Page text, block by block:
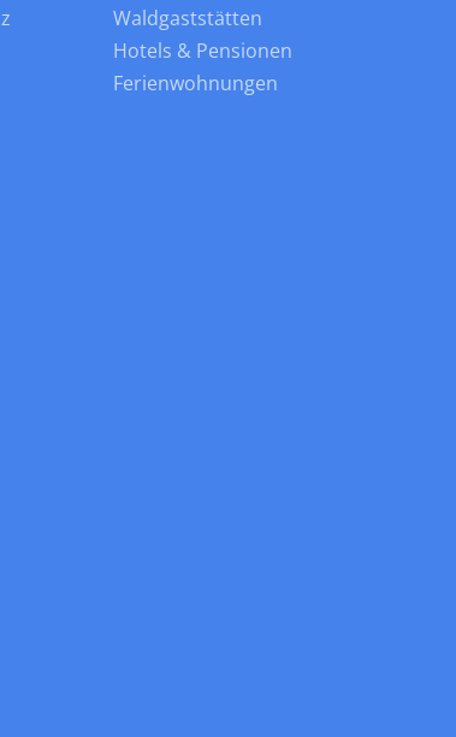
Waldgaststätten
Hotels & Pensionen
Ferienwohnungen